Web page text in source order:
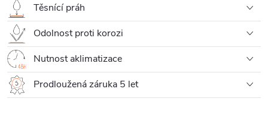
Těsnící práh
Odolnost proti korozi
Nutnost aklimatizace
Prodloužená záruka 5 let